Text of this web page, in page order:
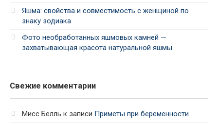
Яшма: свойства и совместимость с женщиной по
знаку зодиака
Фото необработанных яшмовых камней —
захватывающая красота натуральной яшмы
Свежие комментарии
Мисс Белль к записи Приметы при беременности.